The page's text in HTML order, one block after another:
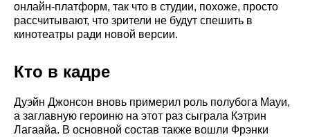
онлайн-платформ, так что в студии, похоже, просто
рассчитывают, что зрители не будут спешить в
кинотеатры ради новой версии.
Кто в кадре
Дуэйн Джонсон вновь примерил роль полубога Мауи,
а заглавную героиню на этот раз сыграла Кэтрин
Лагаайа. В основной состав также вошли Фрэнки